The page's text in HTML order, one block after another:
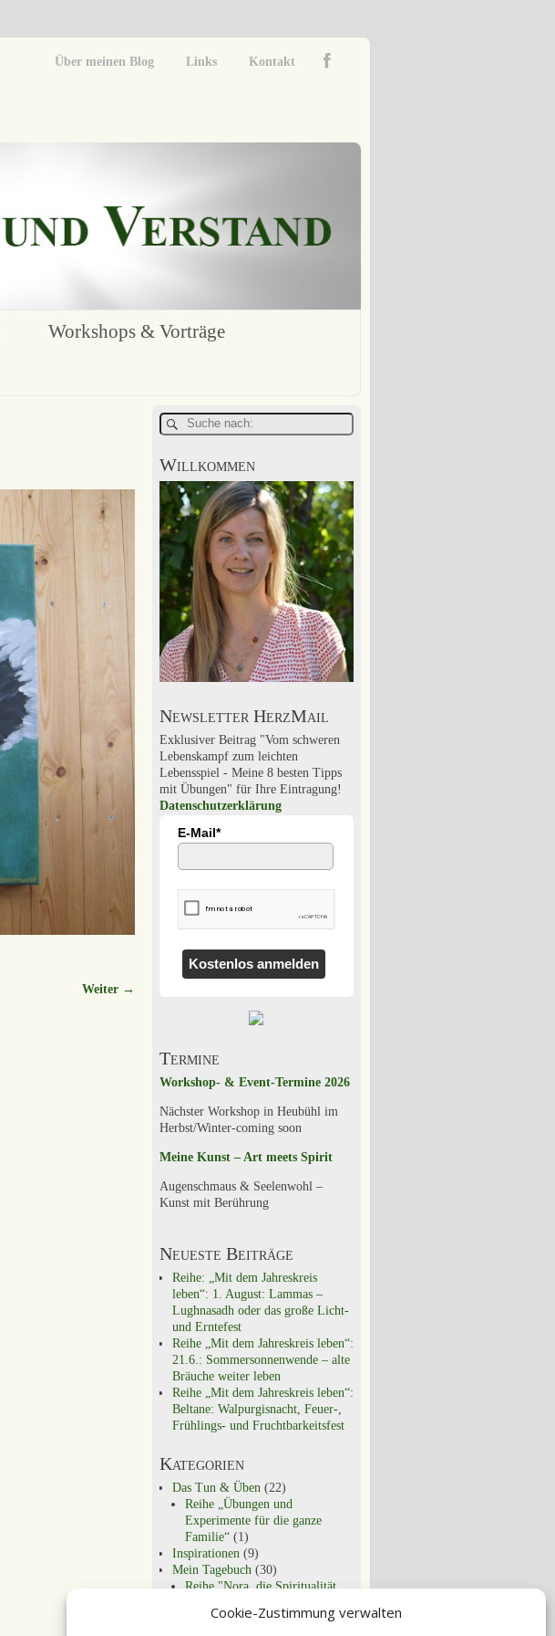
Cookie-Zustimmung verwalten
Über meinen Blog Links Kontakt
Workshops & Vorträge
Weiter →
Willkommen
Newsletter HerzMail
Exklusiver Beitrag "Vom schweren
Lebenskampf zum leichten
Lebensspiel - Meine 8 besten Tipps
mit Übungen" für Ihre Eintragung!
Datenschutzerklärung
E-Mail*
Kostenlos anmelden
Termine
Workshop- & Event-Termine 2026
Nächster Workshop in Heubühl im
Herbst/Winter-coming soon
Meine Kunst – Art meets Spirit
Augenschmaus & Seelenwohl –
Kunst mit Berührung
Neueste Beiträge
Reihe: „Mit dem Jahreskreis
leben“: 1. August: Lammas –
Lughnasadh oder das große Licht-
und Erntefest
Reihe „Mit dem Jahreskreis leben“:
21.6.: Sommersonnenwende – alte
Bräuche weiter leben
Reihe „Mit dem Jahreskreis leben“:
Beltane: Walpurgisnacht, Feuer-,
Frühlings- und Fruchtbarkeitsfest
Kategorien
Das Tun & Üben(22)
Reihe „Übungen und
Experimente für die ganze
Familie“(1)
Inspirationen(9)
Mein Tagebuch(30)
Reihe "Nora, die Spiritualität
Schon entdeckt?(29)